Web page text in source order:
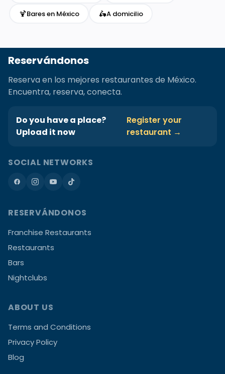
🍹Bares en México 🛵A domicilio
Reservándonos
Reserva en los mejores restaurantes de México.
Encuentra, reserva, conecta.
Do you have a place?
Upload it now
Register your
restaurant →
SOCIAL NETWORKS
RESERVÁNDONOS
Franchise Restaurants
Restaurants
Bars
Nightclubs
ABOUT US
Terms and Conditions
Privacy Policy
Blog